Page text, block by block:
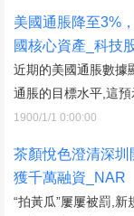
美國通脹降至3%
國核心資產_科技
近期的美國通脹數據
通脹的目標水平,這
1900/1/1 0:00:00
茶顏悅色澄清深
獲千萬融資_NAR
“拍黃瓜”屢屢被罰,